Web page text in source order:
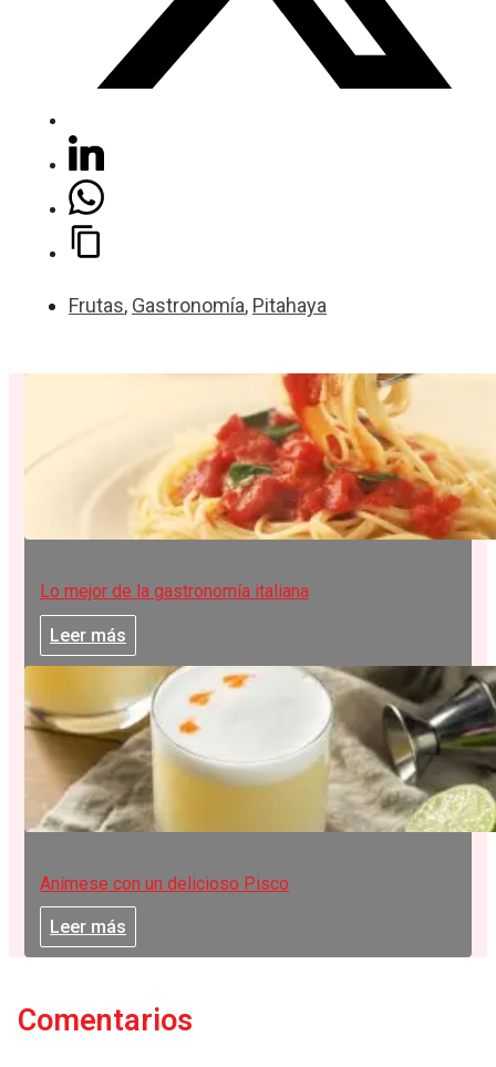
Frutas, Gastronomía, Pitahaya
Lo mejor de la gastronomía italiana
Leer más
Anímese con un delicioso Pisco
Leer más
Comentarios